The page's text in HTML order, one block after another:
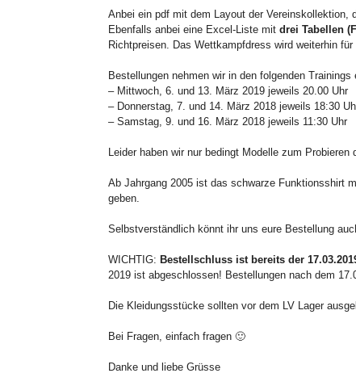
Anbei einpdf mit dem Layout der Vereinskollektion,
Ebenfalls anbei eine Excel-Liste mitdrei Tabellen
Richtpreisen
Das Wettkampfdress wird weiterhin
Bestellungen nehmen wir in den folgenden Trainings
– Mittwoch, 6. und 13. März 2019 jeweils 20.00 Uhr
– Donnerstag, 7. und 14. März 2018 jeweils 18:30
– Samstag, 9. und 16. März 2018 jeweils 11:30 Uhr
Leider haben wir nur bedingt Modelle zum
Ab Jahrgang 2005 ist das schwarze Funktionsshirt
geben.
Selbstverständlich könnt ihr uns eure Bestellung
WICHTIG: Bestellschluss ist bereits der 17.03
2019 ist abgeschlossen! Bestellungen nach dem
Die Kleidungsstücke sollten vor dem LV Lager
Bei Fragen, einfach fragen 🙂
Danke und liebeGrüsse